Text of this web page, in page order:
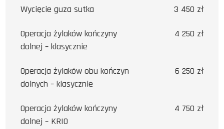
Wycięcie guza sutka 3 450 zł
Operacja żylaków kończyny
dolnej – klasycznie
4 250 zł
Operacja żylaków obu kończyn
dolnych – klasycznie
6 250 zł
Operacja żylaków kończyny
dolnej – KRIO
4 750 zł